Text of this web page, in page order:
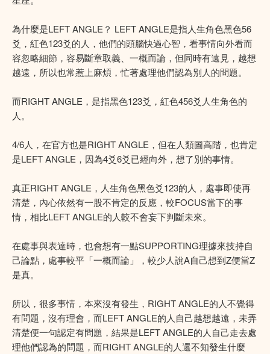
為什麼是LEFT ANGLE？ LEFT ANGLE是指人生角色黑色56
爻，紅色123爻的人，他們的頭腦快過心智，看事情向外看而
容忽略細節，容易斷章取義、一概而論，但同時有遠見，越想
越遠，所以也常惹上麻煩，忙著處理他們認為別人的問題。
而RIGHT ANGLE，是指黑色123爻，紅色456爻人生角色的
人。
4/6人，在官方也是RIGHT ANGLE，但在人類圖高階，也肯定
是LEFT ANGLE，因為4爻6爻已經向外，想了別的事情。
真正RIGHT ANGLE，人生角色黑色爻123的人，處事即使再
清楚，內心依然有一股不肯定的反應，較FOCUS當下的事
情，相比LEFT ANGLE的人較不會妄下判斷未來。
在處事與表達時，也會想有一點SUPPORTING理據來技持自
己論點，處事較平「一概而論」，較少人說A自己想到Z便當Z
是真。
所以，很多事情，本來沒有發生，RIGHT ANGLE的人不覺得
有問題，沒有理會，而LEFT ANGLE的人自己越想越遠，未弄
清楚便一句認定有問題，結果是LEFT ANGLE的人自己走去處
理他們認為的問題，而RIGHT ANGLE的人還不知發生什麼